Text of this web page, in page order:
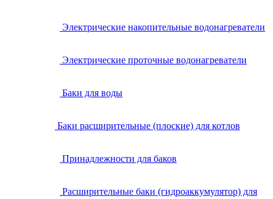
Электрические накопительные водонагреватели
Электрические проточные водонагреватели
Баки для воды
Баки расширительные (плоские) для котлов
Принадлежности для баков
Расширительные баки (гидроаккумулятор) для